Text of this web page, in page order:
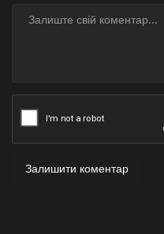
Залишити коментар